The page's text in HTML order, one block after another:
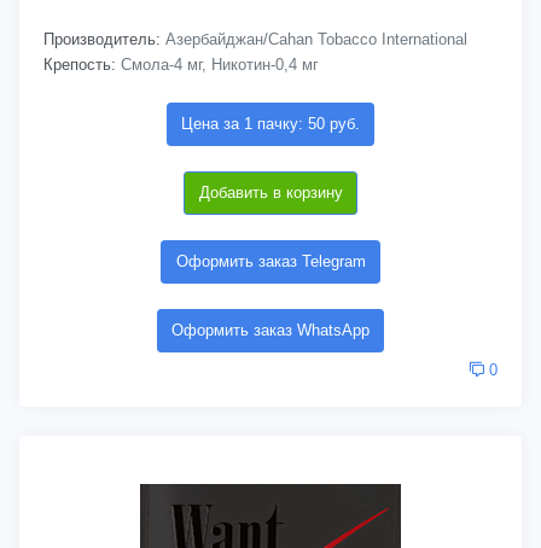
Производитель: Азербайджан/Cahan Tobacco International
Крепость: Смола-4 мг, Никотин-0,4 мг
Цена за 1 пачку: 50 руб.
Добавить в корзину
Оформить заказ Telegram
Оформить заказ WhatsApp
0